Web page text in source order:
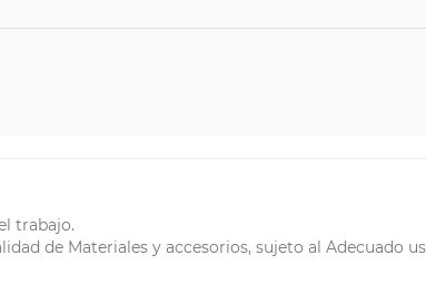
trabajo.
de Materiales y accesorios, sujeto al Adecuado